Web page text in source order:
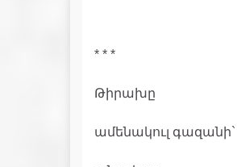
* * *
Թիրախը
ամենակուլ գազանի`